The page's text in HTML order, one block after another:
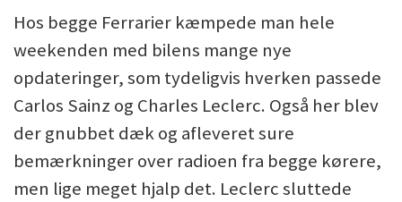
Hos begge Ferrarier kæmpede man hele
weekenden med bilens mange nye
opdateringer, som tydeligvis hverken passede
Carlos Sainz og Charles Leclerc. Også her blev
der gnubbet dæk og afleveret sure
bemærkninger over radioen fra begge kørere,
men lige meget hjalp det. Leclerc sluttede